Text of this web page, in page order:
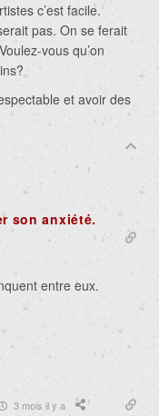
c’est facile.
pas. On se ferait
vous qu’on
et avoir des
son anxiété.
entre eux.
3 mois il y a